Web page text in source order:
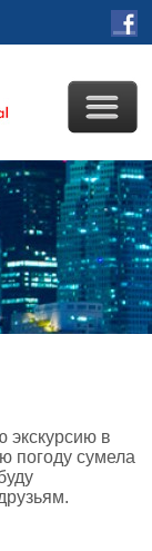
экскурсию в
погоду сумела